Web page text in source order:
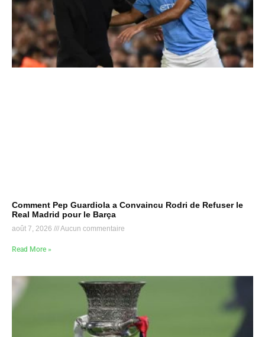
Comment Pep Guardiola a Convaincu Rodri de Refuser le
Real Madrid pour le Barça
août 7, 2026 Aucun commentaire
Read More »